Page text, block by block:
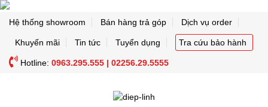
Hệ thống showroom Bán hàng trả góp Dịch vụ order
Khuyến mãi Tin tức Tuyển dụng Tra cứu bảo hành
Hotline: 0963.295.555 | 02256.29.5555